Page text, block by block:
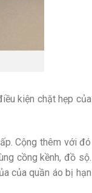
kiện chặt hẹp của
Cộng thêm với đó
cồng kềnh, đồ sộ.
của quần áo bị hạn